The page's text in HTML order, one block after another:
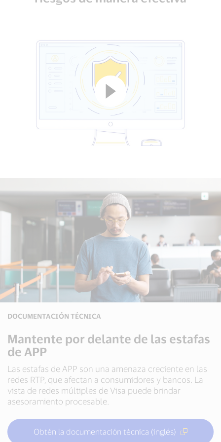
DOCUMENTACIÓN TÉCNICA
Mantente por delante de las estafas
de APP
Las estafas de APP son una amenaza creciente en las
redes RTP, que afectan a consumidores y bancos. La
vista de redes múltiples de Visa puede brindar
asesoramiento procesable.
Obtén la documentación técnica (inglés)